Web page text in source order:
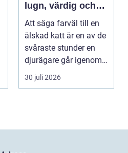
lugn, värdig och
trygg
Att säga farväl till en
älskad katt är en av de
svåraste stunder en
djurägare går igenom.
Beslutet o...
30 juli 2026